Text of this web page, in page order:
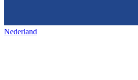
Nederland